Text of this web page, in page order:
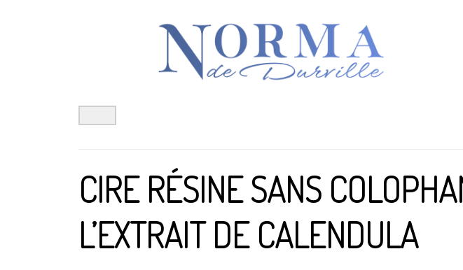
CIRE RÉSINE SANS
L’EXTRAIT DE CALENDULA